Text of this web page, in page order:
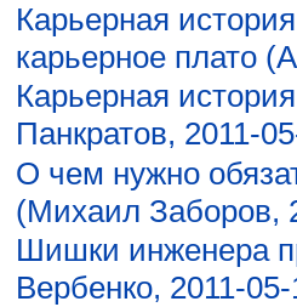
Карьерная
карьерное плато
Карьерная
Панкратов, 2011-
О чем нужно
(Михаил Заборов,
Шишки инженера
Вербенко, 2011-